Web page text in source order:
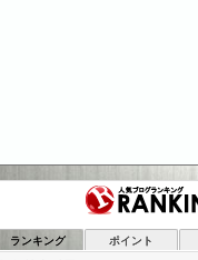
ランキング ポイント
山籠りクロスグレード
Second Life UP!
42位 毎日が祝日。